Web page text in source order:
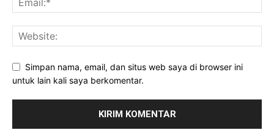
Simpan nama, email, dan situs web saya di browser ini
untuk lain kali saya berkomentar.